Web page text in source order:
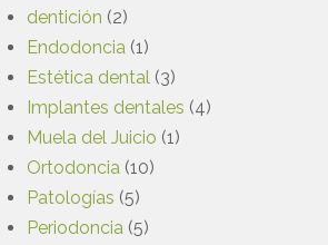
dentición (2)
Endodoncia (1)
Estética dental (3)
Implantes dentales (4)
Muela del Juicio (1)
Ortodoncia (10)
Patologías (5)
Periodoncia (5)